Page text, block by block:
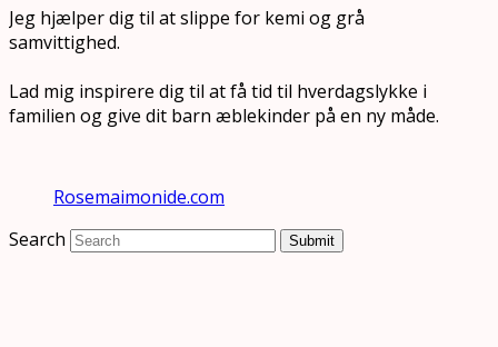
Jeg hjælper dig til at slippe for kemi og grå
samvittighed.
Lad mig inspirere dig til at få tid til hverdagslykke i
familien og give dit barn æblekinder på en ny måde.
Rosemaimonide.com
Search
Submit